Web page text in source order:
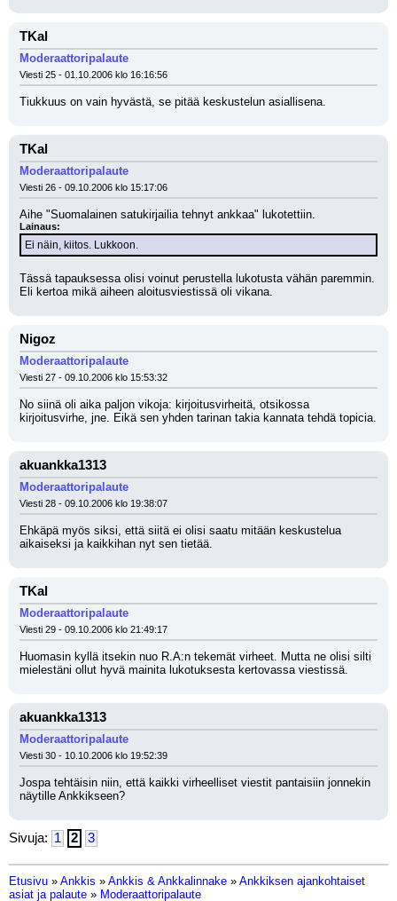
TKal
Moderaattoripalaute
Viesti 25 - 01.10.2006 klo 16:16:56
Tiukkuus on vain hyvästä, se pitää keskustelun asiallisena.
TKal
Moderaattoripalaute
Viesti 26 - 09.10.2006 klo 15:17:06
Aihe "Suomalainen satukirjailia tehnyt ankkaa" lukotettiin.
Lainaus:
Ei näin, kiitos. Lukkoon.
Tässä tapauksessa olisi voinut perustella lukotusta vähän paremmin.
Eli kertoa mikä aiheen aloitusviestissä oli vikana.
Nigoz
Moderaattoripalaute
Viesti 27 - 09.10.2006 klo 15:53:32
No siinä oli aika paljon vikoja: kirjoitusvirheitä, otsikossa
kirjoitusvirhe, jne. Eikä sen yhden tarinan takia kannata tehdä topicia.
akuankka1313
Moderaattoripalaute
Viesti 28 - 09.10.2006 klo 19:38:07
Ehkäpä myös siksi, että siitä ei olisi saatu mitään keskustelua
aikaiseksi ja kaikkihan nyt sen tietää.
TKal
Moderaattoripalaute
Viesti 29 - 09.10.2006 klo 21:49:17
Huomasin kyllä itsekin nuo R.A:n tekemät virheet. Mutta ne olisi silti
mielestäni ollut hyvä mainita lukotuksesta kertovassa viestissä.
akuankka1313
Moderaattoripalaute
Viesti 30 - 10.10.2006 klo 19:52:39
Jospa tehtäisin niin, että kaikki virheelliset viestit pantaisiin jonnekin
näytille Ankkikseen?
Sivuja: 1 2 3
Etusivu » Ankkis » Ankkis & Ankkalinnake » Ankkiksen ajankohtaiset
asiat ja palaute » Moderaattoripalaute